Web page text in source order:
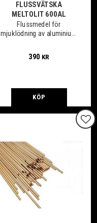
FLUSSVÄTSKA
MELTOLIT 600AL
Flussmedel för
mjuklödning av aluminium
och koppar.
390 KR
KÖP